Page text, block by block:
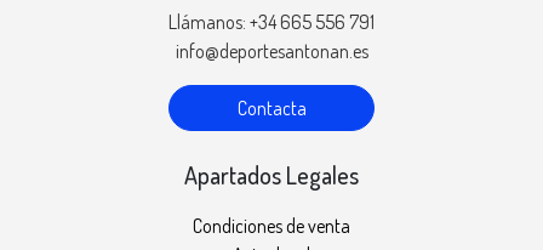
Llámanos: +34 665 556 791
info@deportesantonan.es
Contacta
Apartados Legales
Condiciones de venta